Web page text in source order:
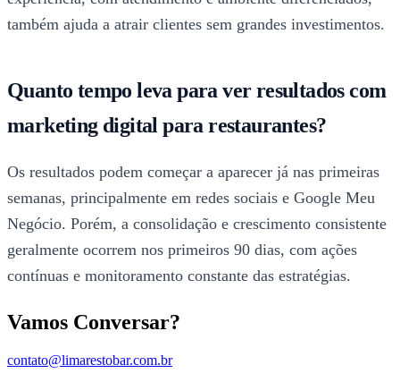
também ajuda a atrair clientes sem grandes investimentos.
Quanto tempo leva para ver resultados com
marketing digital para restaurantes?
Os resultados podem começar a aparecer já nas primeiras
semanas, principalmente em redes sociais e Google Meu
Negócio. Porém, a consolidação e crescimento consistente
geralmente ocorrem nos primeiros 90 dias, com ações
contínuas e monitoramento constante das estratégias.
Vamos Conversar?
contato@limarestobar.com.br